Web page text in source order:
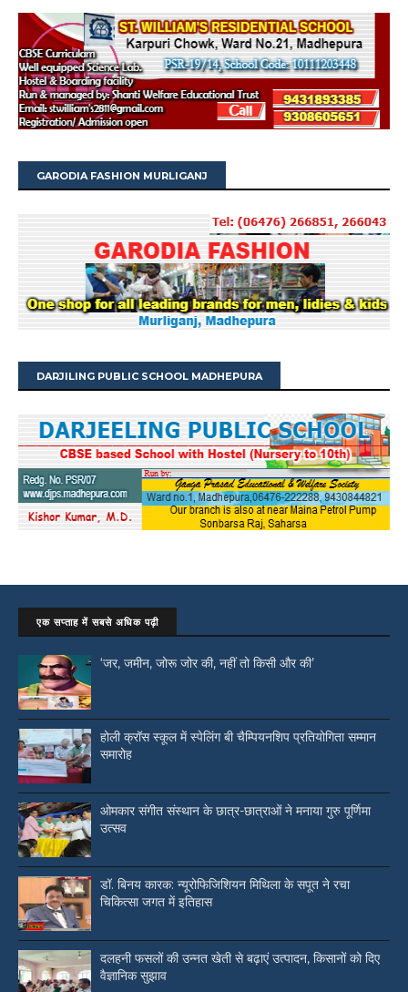
GARODIA FASHION MURLIGANJ
DARJILING PUBLIC SCHOOL MADHEPURA
एक सप्ताह में सबसे अधिक पढ़ी
‘जर, जमीन, जोरू जोर की, नहीं तो किसी और की’
होली क्रॉस स्कूल में स्पेलिंग बी चैम्पियनशिप प्रतियोगिता सम्मान
समारोह
ओमकार संगीत संस्थान के छात्र-छात्राओं ने मनाया गुरु पूर्णिमा
उत्सव
डॉ. बिनय कारक: न्यूरोफिजिशियन मिथिला के सपूत ने रचा
चिकित्सा जगत में इतिहास
दलहनी फसलों की उन्नत खेती से बढ़ाएं उत्पादन, किसानों को दिए
वैज्ञानिक सुझाव